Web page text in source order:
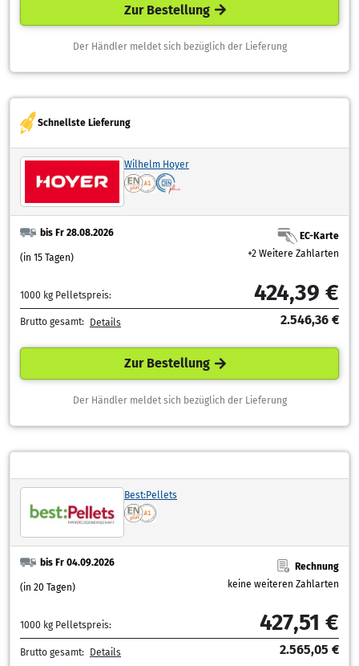
Zur Bestellung
Der Händler meldet sich bezüglich der Lieferung
Schnellste Lieferung
Wilhelm Hoyer
bis Fr 28.08.2026
(in 15 Tagen)
EC-Karte
+2 Weitere Zahlarten
1000 kg Pelletspreis: 424,39 €
Brutto gesamt: Details 2.546,36 €
Zur Bestellung
Der Händler meldet sich bezüglich der Lieferung
Best:Pellets
bis Fr 04.09.2026
(in 20 Tagen)
Rechnung
keine weiteren Zahlarten
1000 kg Pelletspreis: 427,51 €
Brutto gesamt: Details 2.565,05 €